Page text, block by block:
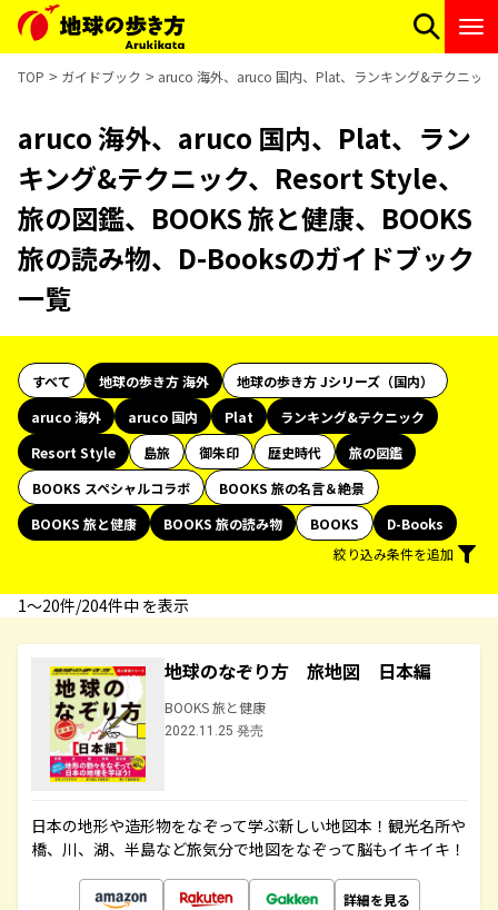
TOP ガイドブック aruco 海外、aruco 国内、Plat、ランキング&テクニッ
aruco 海外、aruco 国内、Plat、ラン
キング&テクニック、Resort Style、
旅の図鑑、BOOKS 旅と健康、BOOKS
旅の読み物、D-Booksのガイドブック
一覧
すべて 地球の歩き方 海外
地球の歩き方 Jシリーズ（国内）
aruco 海外
aruco 国内 Plat
ランキング&テクニック
Resort Style
島旅 御朱印 歴史時代
旅の図鑑
BOOKS スペシャルコラボ
BOOKS 旅の名言＆絶景
BOOKS 旅と健康
BOOKS 旅の読み物 BOOKS
D-Books
絞り込み条件を追加
1〜20件/204件中 を表示
地球のなぞり方 旅地図 日本編
BOOKS 旅と健康
2022.11.25 発売
日本の地形や造形物をなぞって学ぶ新しい地図本！観光名所や
橋、川、湖、半島など旅気分で地図をなぞって脳もイキイキ！
詳細を見る